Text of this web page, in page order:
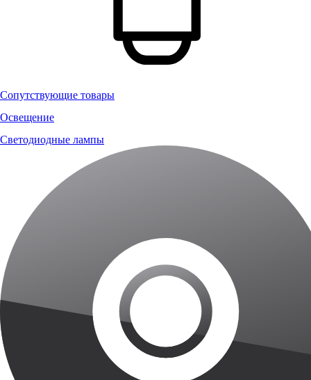
Сопутствующие товары
Освещение
Светодиодные лампы